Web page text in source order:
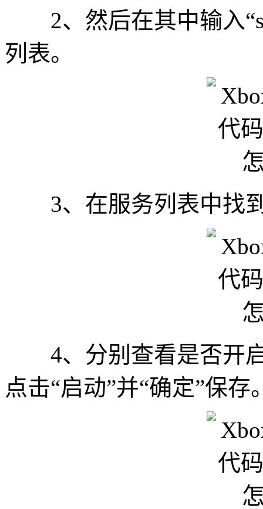
2、然后在其中输入
列表。
3、在服务列表中找到
4、分别查看是否开启
点击“启动”并“确定”保存